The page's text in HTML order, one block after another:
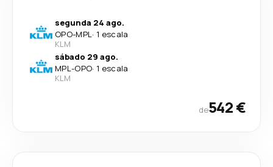
segunda 24 ago.
OPO-MPL· 1 escala
KLM
sábado 29 ago.
MPL-OPO· 1 escala
KLM
de542 €